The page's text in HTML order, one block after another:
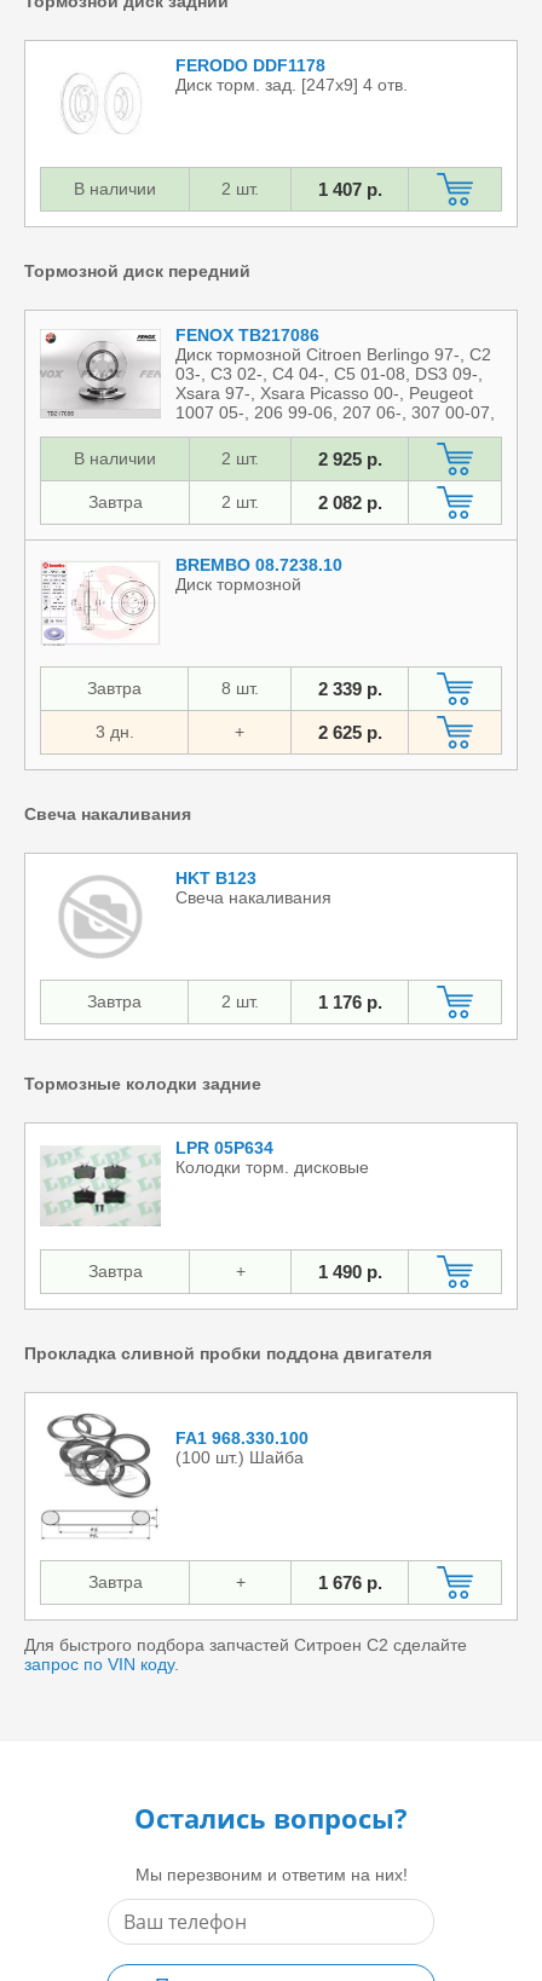
FERODO DDF1178
Диск торм. зад. [247x9] 4 отв.
В наличии 2 шт. 1 407 р.
Тормозной диск передний
FENOX TB217086
Диск тормозной Citroen Berlingo 97-, C2
03-, C3 02-, C4 04-, C5 01-08, DS3 09-,
Xsara 97-, Xsara Picasso 00-, Peugeot
1007 05-, 206 99-06, 207 06-, 307 00-07,
Передний
В наличии 2 шт. 2 925 р.
Завтра 2 шт. 2 082 р.
BREMBO 08.7238.10
Диск тормозной
Завтра 8 шт. 2 339 р.
3 дн. + 2 625 р.
Свеча накаливания
HKT B123
Свеча накаливания
Завтра 2 шт. 1 176 р.
Тормозные колодки задние
LPR 05P634
Колодки торм. дисковые
Завтра + 1 490 р.
Прокладка сливной пробки поддона двигателя
FA1 968.330.100
(100 шт.) Шайба
Завтра + 1 676 р.
Для быстрого подбора запчастей Ситроен С2 сделайте
запрос по VIN коду.
Остались вопросы?
Мы перезвоним и ответим на них!